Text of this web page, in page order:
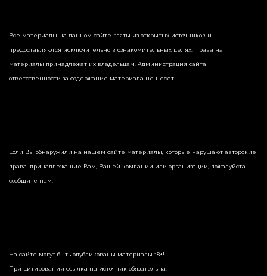
Все материалы на данном сайте взяты из открытых источников и
предоставляются исключительно в ознакомительных целях. Права на
материалы принадлежат их владельцам. Администрация сайта
ответственности за содержание материала не несет.
Если Вы обнаружили на нашем сайте материалы, которые нарушают авторские
права, принадлежащие Вам, Вашей компании или организации, пожалуйста,
сообщите нам.
На сайте могут быть опубликованы материалы 18+!
При цитировании ссылка на источник обязательна.